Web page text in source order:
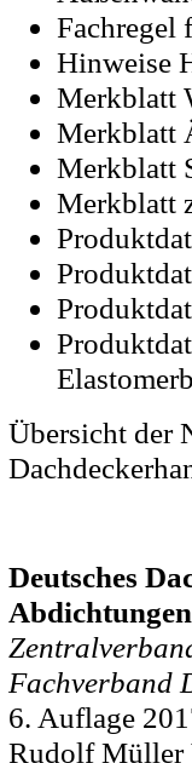
Fachregel
Hinweise
Merkblatt
Merkblatt
Merkblatt
Merkblatt
Übersicht der
Deutsches
Abdichtungen
Fachverband
6. Auflage
Rudolf Müller